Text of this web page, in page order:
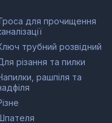
для прочищення
трубний розвідний
різання та пилки
рашпіля та